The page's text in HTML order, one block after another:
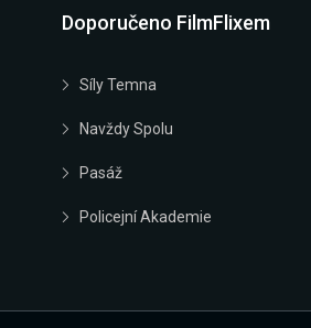
Doporučeno FilmFlixem
Síly Temna
Navždy Spolu
Pasáž
Policejní Akademie